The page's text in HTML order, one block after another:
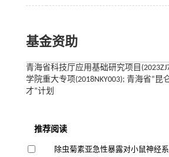
基金资助
青海省科技厅应用基础研究项目
学院重大专项(2018NKY003); 青海省“昆
才”计划